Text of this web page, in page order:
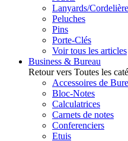
Lanyards/
Peluches
Pins
Porte-Clés
Voir tous les articles
Business & Bureau
Retour vers Toutes les
Accessoires de
Bloc-Notes
Calculatrices
Carnets de notes
Conferenciers
Etuis